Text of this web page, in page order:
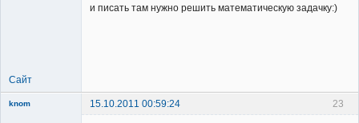
и писать там нужно решить математическую задачку:)
Сайт
23
knom 15.10.2011 00:59:24